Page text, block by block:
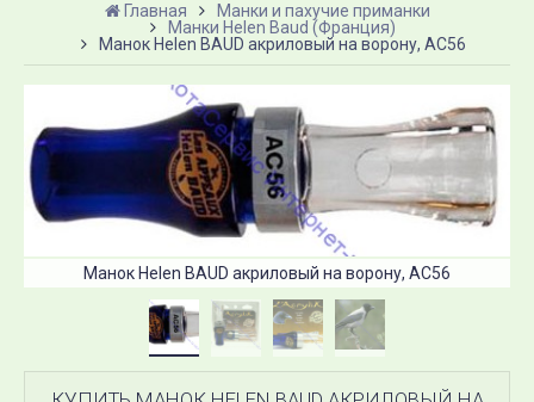
Главная
Манки и пахучие приманки
Манки Helen Baud (Франция)
Манок Helen BAUD акриловый на ворону, AC56
Манок Helen BAUD акриловый на ворону, AC56